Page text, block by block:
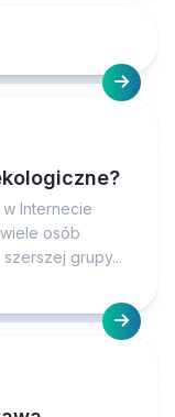
Internecie
osób
grupy...